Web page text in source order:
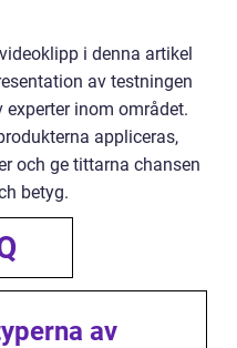
i denna artikel
av testningen
experter inom området.
appliceras,
och ge tittarna chansen
betyg.
av